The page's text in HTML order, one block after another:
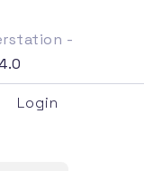
-
Login